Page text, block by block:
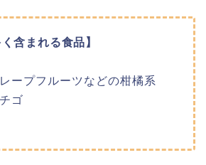
含まれる食品】
ープフルーツなどの柑橘系
ゴ